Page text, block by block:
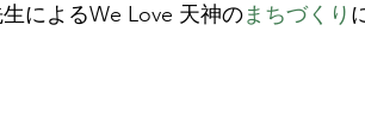
によるWe Love 天神のまちづくり